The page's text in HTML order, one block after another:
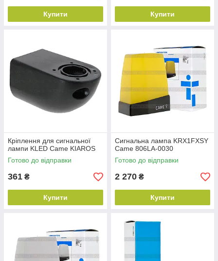
Купити Купити
Кріплення для сигнальної
лампи KLED Came KIAROS
Готово до відправки
361 ₴
Купити
Сигнальна лампа KRX1FXSY
Came 806LA-0030
Готово до відправки
2 270 ₴
Купити